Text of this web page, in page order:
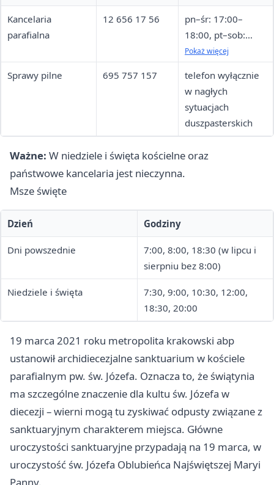
Kancelaria
parafialna
12 656 17 56
pn–śr: 17:00–
18:00, pt–sob:
10:00–11:00
sobota miesiąca
nieczynne)
Pokaż więcej
Sprawy pilne 695 757 157
telefon wyłącznie
w nagłych
sytuacjach
duszpasterskich
Ważne: W niedziele i święta kościelne oraz
państwowe kancelaria jest nieczynna.
Msze święte
Dzień Godziny
Dni powszednie
7:00, 8:00, 18:30 (w lipcu i
sierpniu bez 8:00)
Niedziele i święta
7:30, 9:00, 10:30, 12:00,
18:30, 20:00
19 marca 2021 roku metropolita krakowski abp
ustanowił archidiecezjalne sanktuarium w kościele
parafialnym pw. św. Józefa. Oznacza to, że świątynia
ma szczególne znaczenie dla kultu św. Józefa w
diecezji – wierni mogą tu zyskiwać odpusty związane z
sanktuaryjnym charakterem miejsca. Główne
uroczystości sanktuaryjne przypadają na 19 marca, w
uroczystość św. Józefa Oblubieńca Najświętszej Maryi